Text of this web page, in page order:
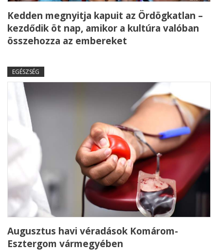
Kedden megnyitja kapuit az Ördögkatlan –
kezdődik öt nap, amikor a kultúra valóban
összehozza az embereket
EGÉSZSÉG
Augusztus havi véradások Komárom-
Esztergom vármegyében